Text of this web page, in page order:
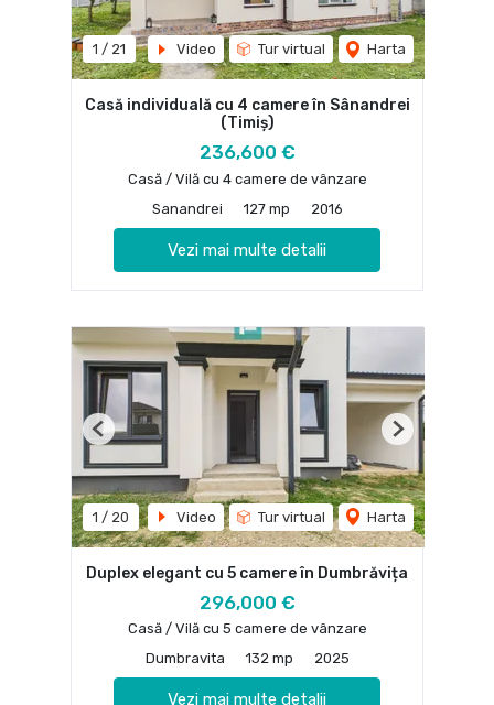
1 / 21 Video Tur virtual Harta
Casă individuală cu 4 camere în Sânandrei
(Timiș)
236,600 €
Casă / Vilă cu 4 camere de vânzare
Sanandrei
127 mp 2016
Vezi mai multe detalii
1 / 20 Video Tur virtual Harta
Previous Next
Duplex elegant cu 5 camere în Dumbrăvița
296,000 €
Casă / Vilă cu 5 camere de vânzare
Dumbravita
132 mp 2025
Vezi mai multe detalii